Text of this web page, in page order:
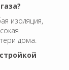
изоляция,
дома.